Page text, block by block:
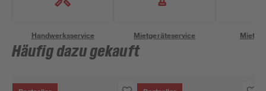
Handwerksservice Mietgeräteservice
Häufig dazu gekauft